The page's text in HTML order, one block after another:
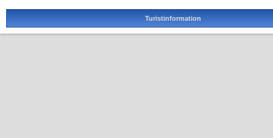
Turistinformation